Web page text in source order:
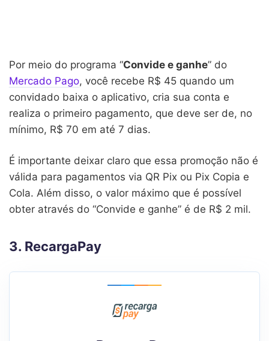
Por meio do programa “Convide e ganhe” do
Mercado Pago, você recebe R$ 45 quando um
convidado baixa o aplicativo, cria sua conta e
realiza o primeiro pagamento, que deve ser de, no
mínimo, R$ 70 em até 7 dias.
É importante deixar claro que essa promoção não é
válida para pagamentos via QR Pix ou Pix Copia e
Cola. Além disso, o valor máximo que é possível
obter através do “Convide e ganhe” é de R$ 2 mil.
3. RecargaPay